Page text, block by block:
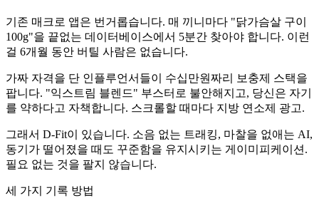
기존 매크로 앱은 번거롭습니다. 매 끼니마다 "닭가슴살 구이
100g"을 끝없는 데이터베이스에서 5분간 찾아야 합니다. 이런
걸 6개월 동안 버틸 사람은 없습니다.
가짜 자격을 단 인플루언서들이 수십만원짜리 보충제 스택을
팝니다. "익스트림 블렌드" 부스터로 불안해지고, 당신은 자기
를 약하다고 자책합니다. 스크롤할 때마다 지방 연소제 광고.
그래서 D-Fit이 있습니다. 소음 없는 트래킹, 마찰을 없애는 AI,
동기가 떨어졌을 때도 꾸준함을 유지시키는 게이미피케이션.
필요 없는 것을 팔지 않습니다.
세 가지 기록 방법